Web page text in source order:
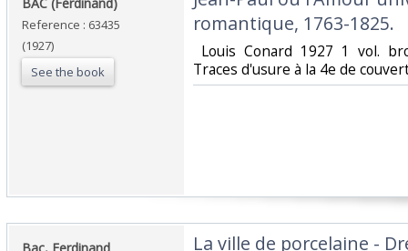
Reference : 63435
(1927)
See the book
romantique, 1763-1825.‎
Louis Conard 1927 1 vol.
Traces d'usure à la 4e de
‎La ville de porcelaine -